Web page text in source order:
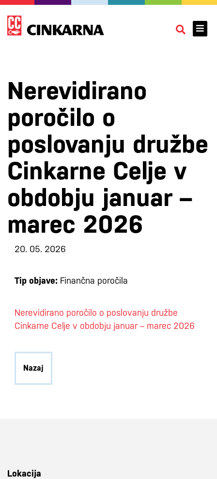
Nerevidirano
poročilo o
poslovanju družbe
Cinkarne Celje v
obdobju januar –
marec 2026
20. 05. 2026
Tip objave: Finančna poročila
Nerevidirano poročilo o poslovanju družbe
Cinkarne Celje v obdobju januar – marec 2026
Nazaj
Lokacija